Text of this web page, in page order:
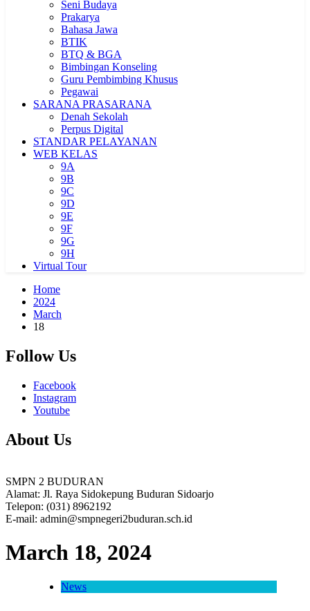
Seni Budaya
Prakarya
Bahasa Jawa
BTIK
BTQ & BGA
Bimbingan Konseling
Guru Pembimbing Khusus
Pegawai
SARANA PRASARANA
Denah Sekolah
Perpus Digital
STANDAR PELAYANAN
WEB KELAS
9A
9B
9C
9D
9E
9F
9G
9H
Virtual Tour
Home
2024
March
18
Follow Us
Facebook
Instagram
Youtube
About Us
SMPN 2 BUDURAN
Alamat: Jl. Raya Sidokepung Buduran Sidoarjo
Telepon: (031) 8962192
E-mail: admin@smpnegeri2buduran.sch.id
March 18, 2024
News